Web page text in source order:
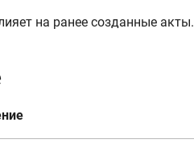
на ранее созданные акты.